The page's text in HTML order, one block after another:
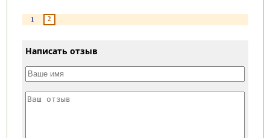
1 2
Написать отзыв